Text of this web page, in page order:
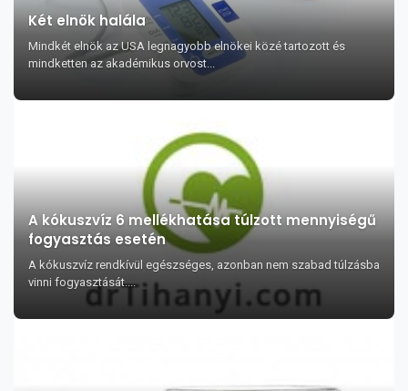
Két elnök halála
Mindkét elnök az USA legnagyobb elnökei közé tartozott és
mindketten az akadémikus orvost...
A kókuszvíz 6 mellékhatása túlzott mennyiségű
fogyasztás esetén
A kókuszvíz rendkívül egészséges, azonban nem szabad túlzásba
vinni fogyasztását....